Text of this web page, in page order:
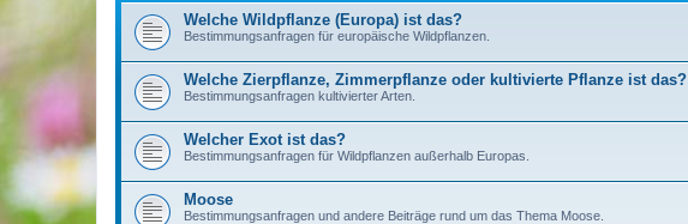
Welche Wildpflanze (Europa) ist das?
Bestimmungsanfragen für europäische Wildpflanzen.
Welche Zierpflanze, Zimmerpflanze oder kultivierte Pflanze ist das?
Bestimmungsanfragen kultivierter Arten.
Welcher Exot ist das?
Bestimmungsanfragen für Wildpflanzen außerhalb Europas.
Moose
Bestimmungsanfragen und andere Beiträge rund um das Thema Moose.